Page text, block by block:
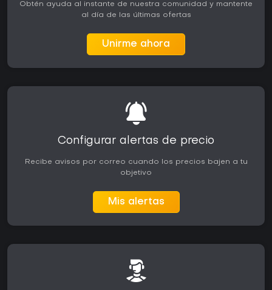
Obtén ayuda al instante de nuestra comunidad y mantente
al día de las últimas ofertas
Unirme ahora
Configurar alertas de precio
Recibe avisos por correo cuando los precios bajen a tu
objetivo
Mis alertas